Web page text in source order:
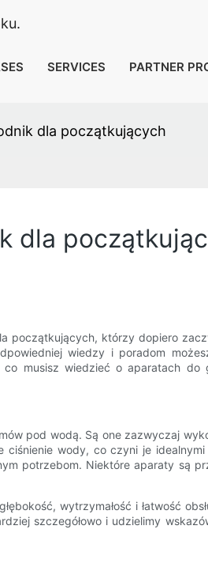
SERVICES PARTNER
dla początkujących
dla
początkujących, którzy dopiero
wiedzy i poradom
musisz wiedzieć o aparatach do
pod wodą. Są one zazwyczaj
wody, co czyni je
potrzebom. Niektóre aparaty są
wytrzymałość i łatwość
szczegółowo i udzielimy